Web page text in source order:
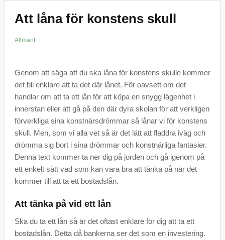
Att låna för konstens skull
Allmänt
Genom att säga att du ska låna för konstens skulle kommer
det bli enklare att ta det där lånet. För oavsett om det
handlar om att ta ett lån för att köpa en snygg lägenhet i
innerstan eller att gå på den där dyra skolan för att verkligen
förverkliga sina konstnärsdrömmar så lånar vi för konstens
skull. Men, som vi alla vet så är det lätt att fladdra iväg och
drömma sig bort i sina drömmar och konstnärliga fantasier.
Denna text kommer ta ner dig på jorden och gå igenom på
ett enkelt sätt vad som kan vara bra att tänka på när det
kommer till att ta ett bostadslån.
Att tänka på vid ett lån
Ska du ta ett lån så är det oftast enklare för dig att ta ett
bostadslån. Detta då bankerna ser det som en investering.